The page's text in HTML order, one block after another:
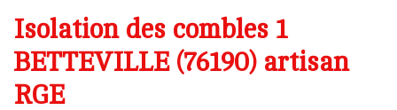
Isolation des combles 1
BETTEVILLE (76190) artisan
RGE